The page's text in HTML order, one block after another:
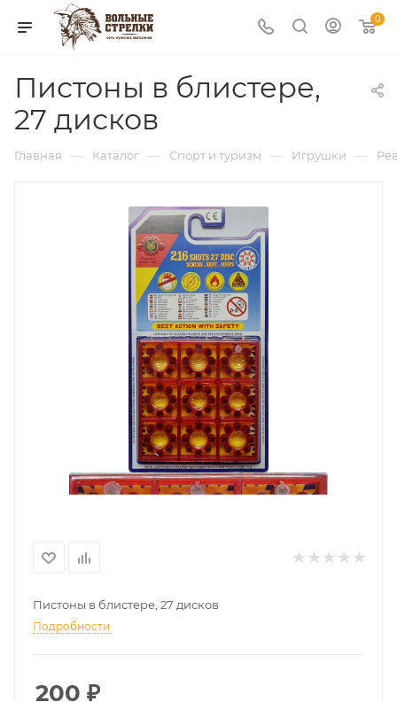
0
Пистоны в блистере,
27 дисков
Главная — Каталог — Спорт и туризм — Игрушки —
Пистоны в блистере, 27 дисков
Подробности
200 ₽